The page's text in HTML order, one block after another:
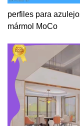
perfiles para
mármol MoCo